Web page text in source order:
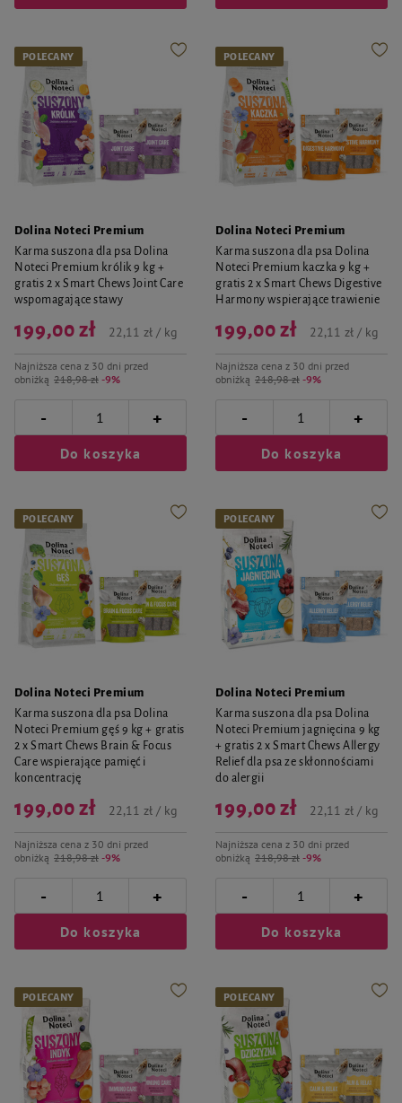
POLECANY
Dolina Noteci Premium
Karma suszona dla psa Dolina
Noteci Premium królik 9 kg +
gratis 2 x Smart Chews Joint Care
wspomagające stawy
Najniższa cena z 30 dni przed
obniżką 218,98 zł -9%
199,00 zł 22,11 zł / kg
- +
Do koszyka
POLECANY
Dolina Noteci Premium
Karma suszona dla psa Dolina
Noteci Premium kaczka 9 kg +
gratis 2 x Smart Chews Digestive
Harmony wspierające trawienie
Najniższa cena z 30 dni przed
obniżką 218,98 zł -9%
199,00 zł 22,11 zł / kg
- +
Do koszyka
POLECANY
Dolina Noteci Premium
Karma suszona dla psa Dolina
Noteci Premium gęś 9 kg + gratis
2 x Smart Chews Brain & Focus
Care wspierające pamięć i
koncentrację
Najniższa cena z 30 dni przed
obniżką 218,98 zł -9%
199,00 zł 22,11 zł / kg
- +
Do koszyka
POLECANY
Dolina Noteci Premium
Karma suszona dla psa Dolina
Noteci Premium jagnięcina 9 kg
+ gratis 2 x Smart Chews Allergy
Relief dla psa ze skłonnościami
do alergii
Najniższa cena z 30 dni przed
obniżką 218,98 zł -9%
199,00 zł 22,11 zł / kg
- +
Do koszyka
POLECANY POLECANY